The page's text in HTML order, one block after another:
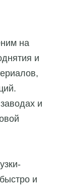
на
и
и
и